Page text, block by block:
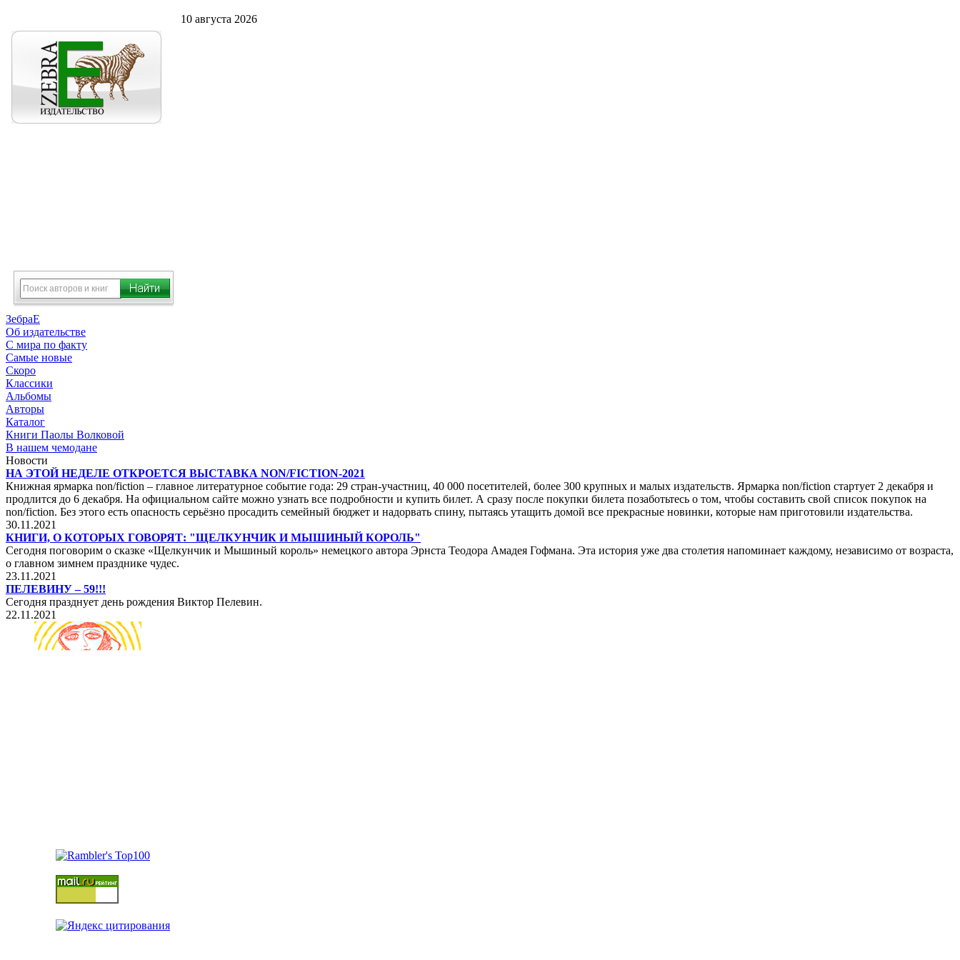
10 августа 2026
ЗебраЕ
Об издательстве
С мира по факту
Самые новые
Скоро
Классики
Альбомы
Авторы
Каталог
Книги Паолы Волковой
В нашем чемодане
Новости
НА ЭТОЙ НЕДЕЛЕ ОТКРОЕТСЯ ВЫСТАВКА NON/FICTION-2021
Книжная ярмарка non/fiction – главное литературное событие года: 29 стран-участниц, 40 000 посетителей, более 300 крупных и малых издательств. Ярмарка non/fiction стартует 2 декабря и
продлится до 6 декабря. На официальном сайте можно узнать все подробности и купить билет. А сразу после покупки билета позаботьтесь о том, чтобы составить свой список покупок на
non/fiction. Без этого есть опасность серьёзно просадить семейный бюджет и надорвать спину, пытаясь утащить домой все прекрасные новинки, которые нам приготовили издательства.
30.11.2021
КНИГИ, О КОТОРЫХ ГОВОРЯТ: "ЩЕЛКУНЧИК И МЫШИНЫЙ КОРОЛЬ"
Сегодня поговорим о сказке «Щелкунчик и Мышиный король» немецкого автора Эрнста Теодора Амадея Гофмана. Эта история уже два столетия напоминает каждому, независимо от возраста,
о главном зимнем празднике чудес.
23.11.2021
ПЕЛЕВИНУ – 59!!!
Сегодня празднует день рождения Виктор Пелевин.
22.11.2021